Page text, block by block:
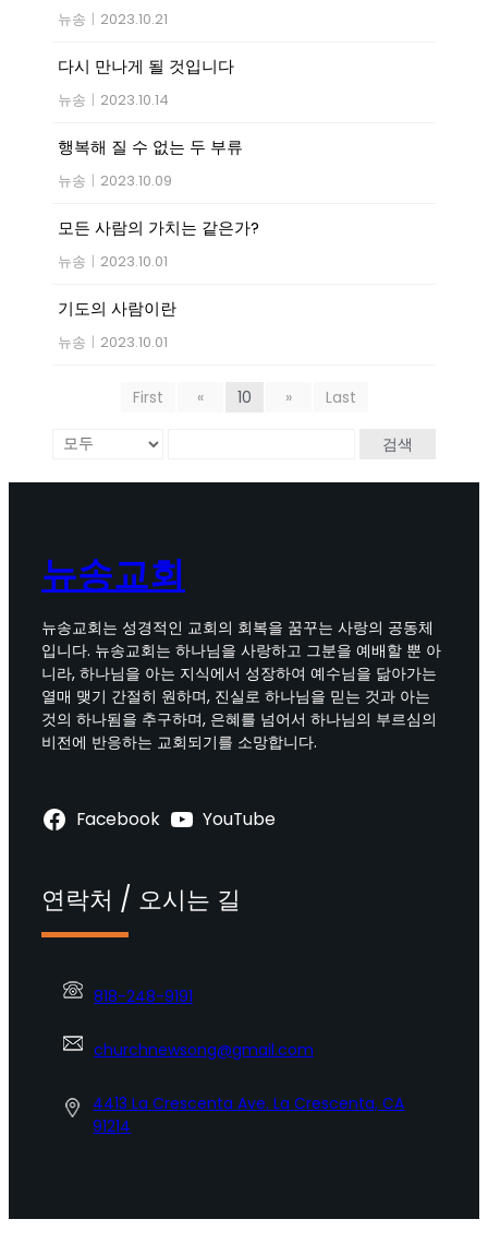
뉴송 | 2023.10.21
다시 만나게 될 것입니다
뉴송 | 2023.10.14
행복해 질 수 없는 두 부류
뉴송 | 2023.10.09
모든 사람의 가치는 같은가?
뉴송 | 2023.10.01
기도의 사람이란
뉴송 | 2023.10.01
First « 10 » Last
검색
뉴송교회
뉴송교회는 성경적인 교회의 회복을 꿈꾸는 사랑의 공동체
입니다. 뉴송교회는 하나님을 사랑하고 그분을 예배할 뿐 아
니라, 하나님을 아는 지식에서 성장하여 예수님을 닮아가는
열매 맺기 간절히 원하며, 진실로 하나님을 믿는 것과 아는
것의 하나됨을 추구하며, 은혜를 넘어서 하나님의 부르심의
비전에 반응하는 교회되기를 소망합니다.
Facebook YouTube
연락처 / 오시는 길
818-248-9191
churchnewsong@gmail.com
4413 La Crescenta Ave. La Crescenta, CA
91214